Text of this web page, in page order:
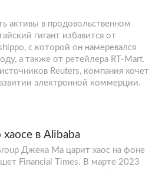
Ма начались проблемы
после того, как он
финансовой
согласно
председатель КНРСи
распоряжение
акций Ant
компания потеряла
а сам Джек
трети (36 процентов)
В итоге в 2022 году
активы в продовольственном
гигант избавится от
с которой он намеревался
а также от ретейлера RT-Mart.
Reuters, компания хочет
электронной коммерции.
в Alibaba
Джека Ма царит хаос на фоне
Financial Times. В марте 2023